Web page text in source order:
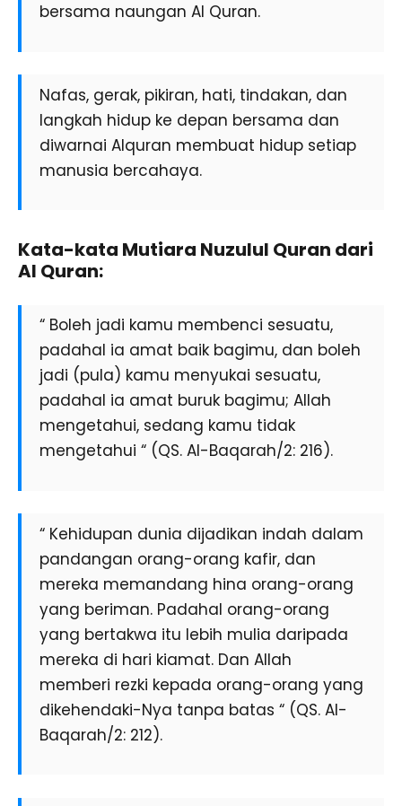
bersama naungan Al Quran.
Nafas, gerak, pikiran, hati, tindakan, dan
langkah hidup ke depan bersama dan
diwarnai Alquran membuat hidup setiap
manusia bercahaya.
Kata-kata Mutiara Nuzulul Quran dari
Al Quran:
“ Boleh jadi kamu membenci sesuatu,
padahal ia amat baik bagimu, dan boleh
jadi (pula) kamu menyukai sesuatu,
padahal ia amat buruk bagimu; Allah
mengetahui, sedang kamu tidak
mengetahui “ (QS. Al-Baqarah/2: 216).
“ Kehidupan dunia dijadikan indah dalam
pandangan orang-orang kafir, dan
mereka memandang hina orang-orang
yang beriman. Padahal orang-orang
yang bertakwa itu lebih mulia daripada
mereka di hari kiamat. Dan Allah
memberi rezki kepada orang-orang yang
dikehendaki-Nya tanpa batas “ (QS. Al-
Baqarah/2: 212).